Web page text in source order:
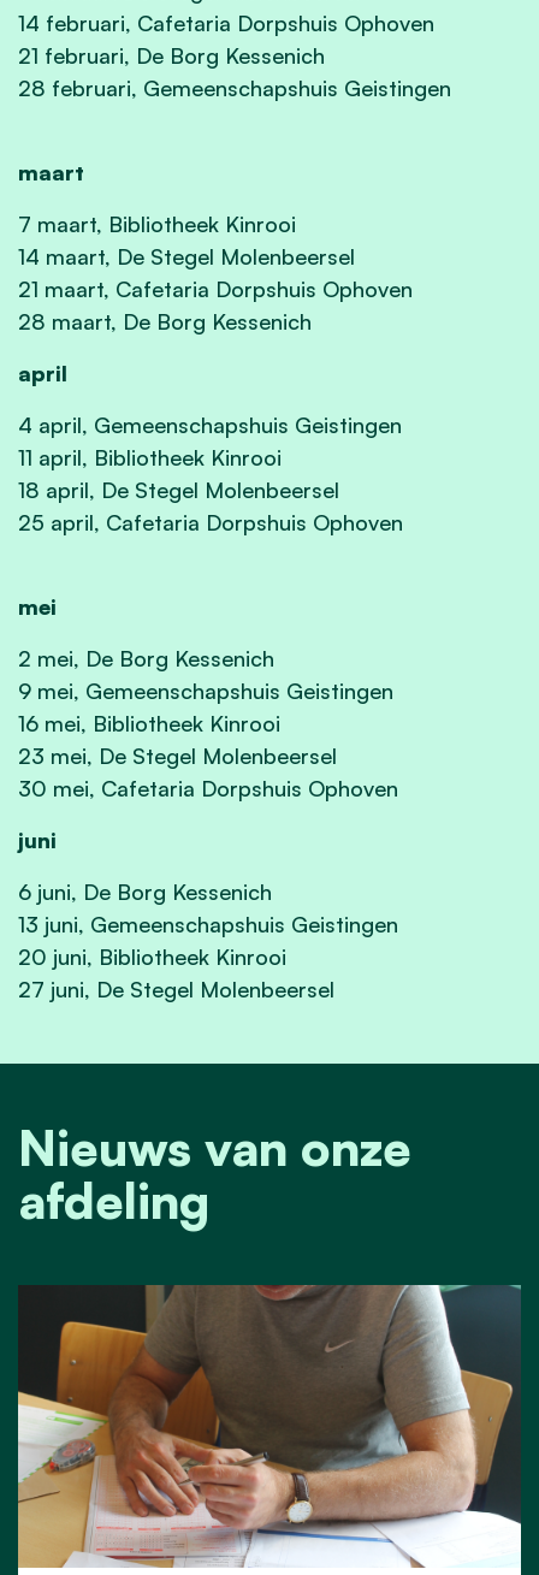
14 februari, Cafetaria Dorpshuis Ophoven
21 februari, De Borg Kessenich
28 februari, Gemeenschapshuis Geistingen
maart
7 maart, Bibliotheek Kinrooi
14 maart, De Stegel Molenbeersel
21 maart, Cafetaria Dorpshuis Ophoven
28 maart, De Borg Kessenich
april
4 april, Gemeenschapshuis Geistingen
11 april, Bibliotheek Kinrooi
18 april, De Stegel Molenbeersel
25 april, Cafetaria Dorpshuis Ophoven
mei
2 mei, De Borg Kessenich
9 mei, Gemeenschapshuis Geistingen
16 mei, Bibliotheek Kinrooi
23 mei, De Stegel Molenbeersel
30 mei, Cafetaria Dorpshuis Ophoven
juni
6 juni, De Borg Kessenich
13 juni, Gemeenschapshuis Geistingen
20 juni, Bibliotheek Kinrooi
27 juni, De Stegel Molenbeersel
Nieuws van onze
afdeling